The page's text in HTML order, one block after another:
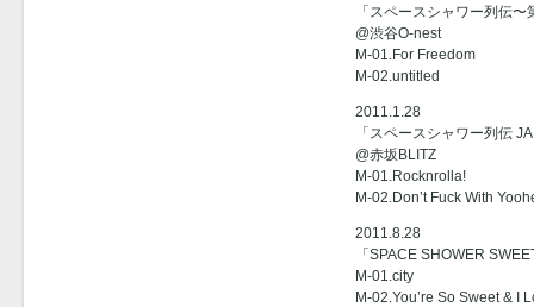
「スペースシャワー列伝
@渋谷O-nest
M-01.For Freedom
M-02.untitled
2011.1.28
「スペースシャワー列伝
@赤坂BLITZ
M-01.Rocknrolla!
M-02.Don’t Fuck With
2011.8.28
「SPACE SHOWER
M-01.city
M-02.You’re So Sweet & I